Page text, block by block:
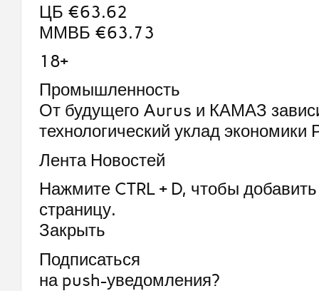
ЦБ €63.62
ММВБ €63.73
18+
Промышленность
От будущего Aurus и КАМАЗ
технологический уклад экономики
Лента Новостей
Нажмите CTRL + D, чтобы добавить
страницу.
Закрыть
Подписаться
на push-уведомления?